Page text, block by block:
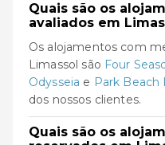
Quais são os
avaliados em
Os alojamentos com
Limassol são Four
Odysseia e Park Beach
dos nossos clientes.
Quais são os